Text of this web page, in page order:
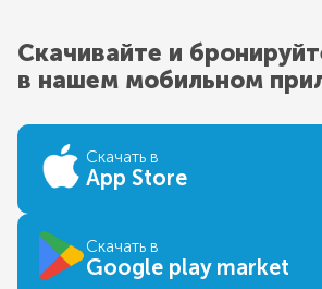
Скачивайте и
в нашем мобильном
Скачать в
App Store
Скачать в
Google play market